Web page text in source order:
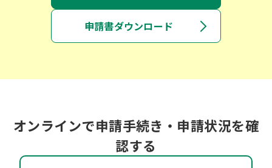
申請書ダウンロード
オンラインで申請手続き・申請状況を確
認する